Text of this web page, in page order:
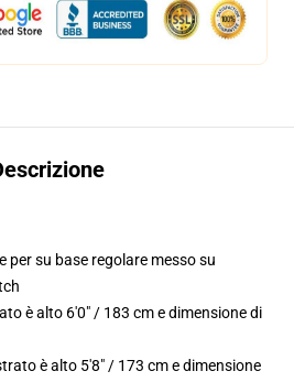
per su base regolare messo su
è alto 6'0" / 183 cm e dimensione di
è alto 5'8" / 173 cm e dimensione